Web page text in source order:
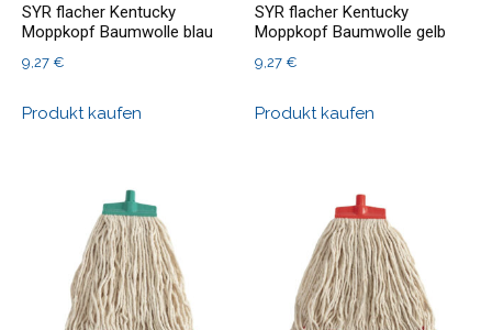
SYR flacher Kentucky
Moppkopf Baumwolle blau
9,27 €
Produkt kaufen
SYR flacher Kentucky
Moppkopf Baumwolle gelb
9,27€
Produkt kaufen